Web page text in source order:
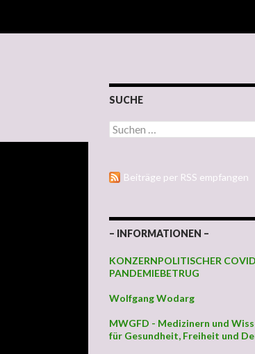
SUCHE
Suchen nach:
Beiträge per RSS empfangen
– INFORMATIONEN –
KONZERNPOLITISCHER
PANDEMIEBETRUG
Wolfgang Wodarg
MWGFD - Medizinern und
für Gesundheit, Freiheit und